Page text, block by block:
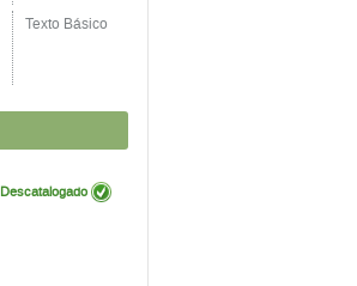
Texto Básico
Descatalogado